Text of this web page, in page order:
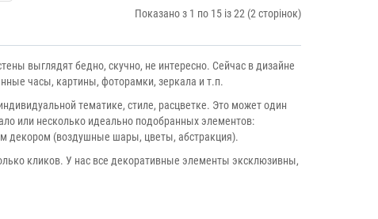
Показано з 1 по 15 із 22 (2 сторінок)
выглядят бедно, скучно, не интересно. Сейчас в дизайне
часы, картины, фоторамки, зеркала и т.п.
тематике, стиле, расцветке. Это может один
или несколько идеально подобранных элементов:
декором (воздушные шары, цветы, абстракция).
кликов. У нас все декоративные элементы эксклюзивны,